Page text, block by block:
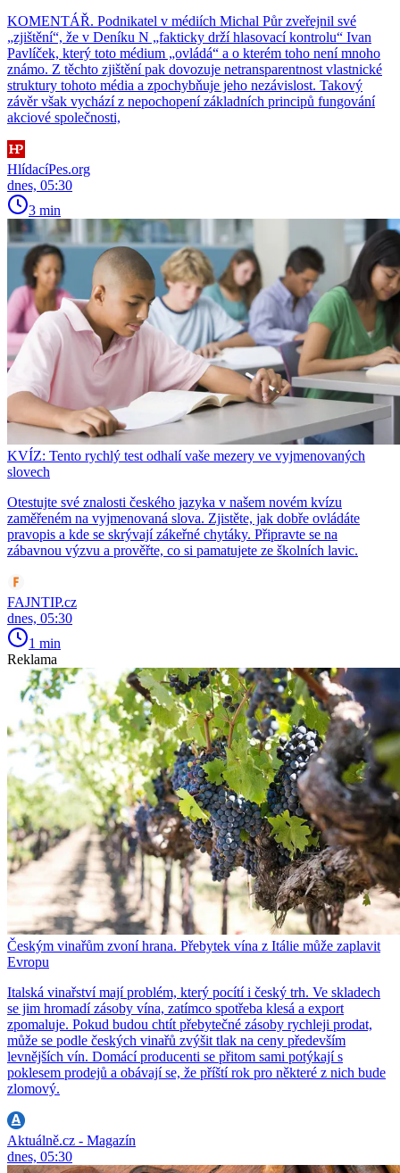
KOMENTÁŘ. Podnikatel v médiích Michal Půr zveřejnil své
„zjištění“, že v Deníku N „fakticky drží hlasovací kontrolu“ Ivan
Pavlíček, který toto médium „ovládá“ a o kterém toho není mnoho
známo. Z těchto zjištění pak dovozuje netransparentnost vlastnické
struktury tohoto média a zpochybňuje jeho nezávislost. Takový
závěr však vychází z nepochopení základních principů fungování
akciové společnosti,
HlídacíPes.org
dnes, 05:30
3 min
KVÍZ: Tento rychlý test odhalí vaše mezery ve vyjmenovaných
slovech
Otestujte své znalosti českého jazyka v našem novém kvízu
zaměřeném na vyjmenovaná slova. Zjistěte, jak dobře ovládáte
pravopis a kde se skrývají zákeřné chytáky. Připravte se na
zábavnou výzvu a prověřte, co si pamatujete ze školních lavic.
FAJNTIP.cz
dnes, 05:30
1 min
Reklama
Českým vinařům zvoní hrana. Přebytek vína z Itálie může zaplavit
Evropu
Italská vinařství mají problém, který pocítí i český trh. Ve skladech
se jim hromadí zásoby vína, zatímco spotřeba klesá a export
zpomaluje. Pokud budou chtít přebytečné zásoby rychleji prodat,
může se podle českých vinařů zvýšit tlak na ceny především
levnějších vín. Domácí producenti se přitom sami potýkají s
poklesem prodejů a obávají se, že příští rok pro některé z nich bude
zlomový.
Aktuálně.cz - Magazín
dnes, 05:30